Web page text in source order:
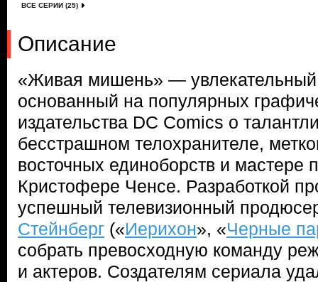
ВСЕ СЕРИИ (25)
Описание
«Живая мишень» — увлекательный
основанный на популярных
издательства DC Comics о
бесстрашном телохранителе,
восточных единоборств и мастере
Кристофере Ченсе. Разработкой
успешный телевизионный
Стейнберг («Иерихон», «Черные
собрать превосходную команду
и актеров. Создателям сериала